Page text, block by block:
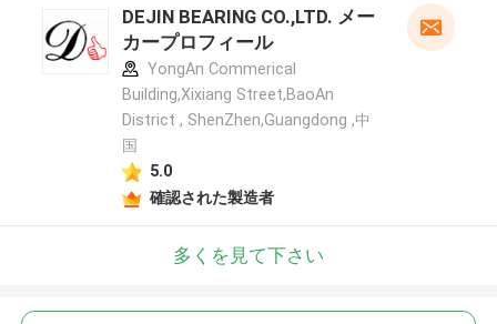
DEJIN BEARING CO.,LTD. メー
カープロフィール
YongAn Commerical
Building,Xixiang Street,BaoAn
District , ShenZhen,Guangdong ,中
国
5.0
確認された製造者
多くを見て下さい